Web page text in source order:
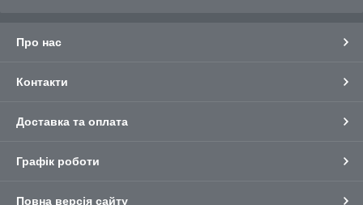
Про нас
Контакти
Доставка та оплата
Графік роботи
Повна версія сайту